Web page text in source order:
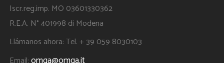
Iscr.reg.imp. MO 03601330362
R.E.A. N° 401998 di Modena
Llámanos ahora: Tel. + 39 059 8030103